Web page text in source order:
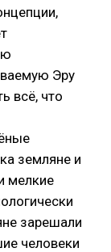
Эру
всё, что
земляне и
мелкие
зарешали
человеки